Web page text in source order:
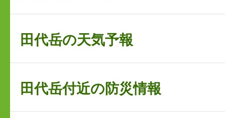
田代岳の天気予報
田代岳付近の防災情報